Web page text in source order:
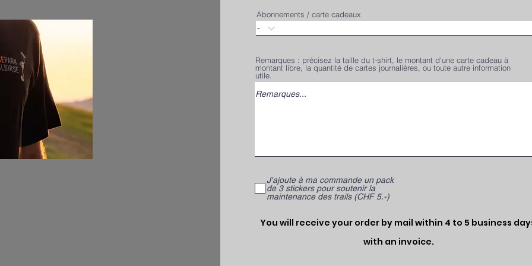
Abonnements / carte cadeaux
Remarques : précisez la taille du t-shirt, le montant d'une carte cadeau à
montant libre, la quantité de cartes journalières, ou toute autre information
utile.
J'ajoute à ma commande un pack
de 3 stickers pour soutenir la
maintenance des trails (CHF 5.-)
You will receive your order by mail within 4 to 5 business
with an invoice.